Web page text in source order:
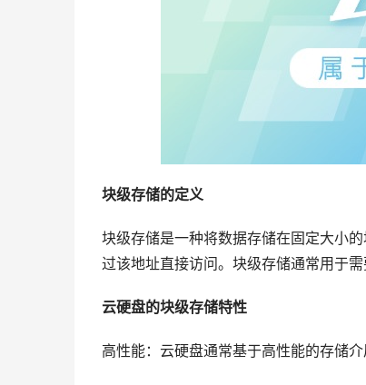
块级存储的定义
块级存储是一种将数据存储在固定大小
过该地址直接访问。块级存储通常用于
云硬盘的块级存储特性
高性能：云硬盘通常基于高性能的存储